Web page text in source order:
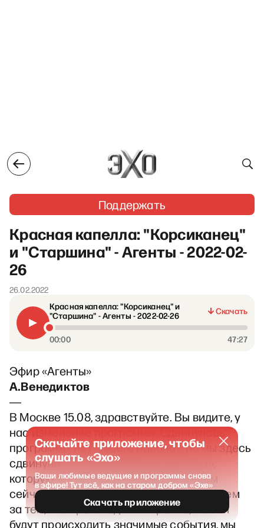
Поддержать
Красная капелла: "Корсиканец"
и "Старшина" - Агенты - 2022-02-
26
26.02.2022
Красная капелла: "Корсиканец" и
"Старшина" - Агенты - 2022-02-26
Скачать
00:00 47:27
Эфир «Агенты»
А.Венедиктов
―
В Москве 15.08, здравствуйте. Вы видите, у
нас изменение программы. Сдвинулась
программа, нет «Моего района», но мы здесь
сдвинули и свою программу «Агенты»,
которую мы с Юрием Кобаладзе будем
сейчас вести. Естественно, мы наблюдаем
за тем, что происходит в Украине, и если
будут происходить значимые события, мы
Скачайте приложение, чтобы
слушать «Эхо»
Ваши любимые ведущие и программы снова
в эфире! Тут всё, как на старом добром «Эхе»
Скачать приложение